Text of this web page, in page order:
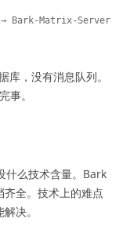
Bark-Matrix-Server
，没有消息队列。
事。
什么技术含量。Bark
全。技术上的难点
决。